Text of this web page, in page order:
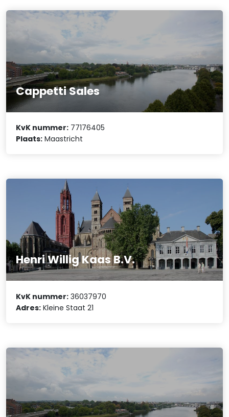
Cappetti Sales
KvK nummer: 77176405
Plaats: Maastricht
Henri Willig Kaas B.V.
KvK nummer: 36037970
Adres: Kleine Staat 21